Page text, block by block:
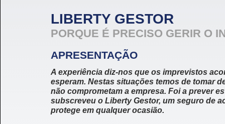
LIBERTY GESTOR
PORQUE É PRECISO GERIR O
APRESENTAÇÃO
A experiência diz-nos que os imprevistos
esperam. Nestas situações temos de tomar
não comprometam a empresa. Foi a prever
subscreveu o Liberty Gestor, um seguro de
protege em qualquer ocasião.